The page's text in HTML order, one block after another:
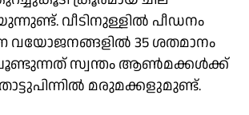
വീടിനുള്ളില്‍ പീഡനം
35 ശതമാനം
സ്വന്തം ആണ്‍മക്കള്‍ക്ക്
മരുമക്കളുമുണ്ട്.